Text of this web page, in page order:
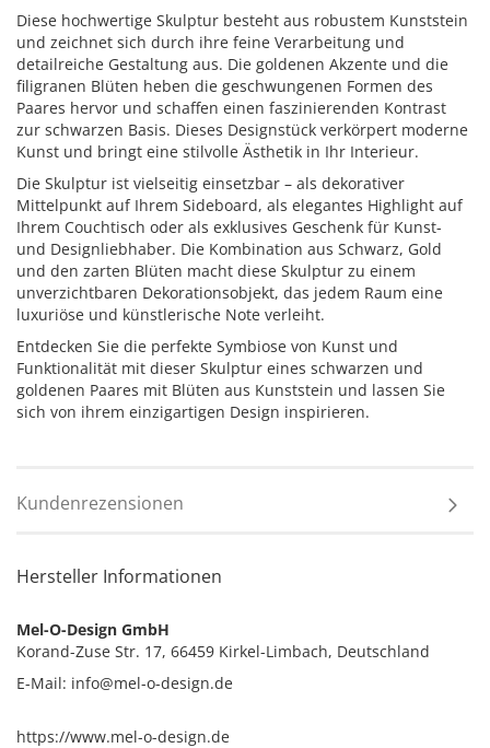
Diese hochwertige Skulptur besteht aus robustem Kunststein
und zeichnet sich durch ihre feine Verarbeitung und
detailreiche Gestaltung aus. Die goldenen Akzente und die
filigranen Blüten heben die geschwungenen Formen des
Paares hervor und schaffen einen faszinierenden Kontrast
zur schwarzen Basis. Dieses Designstück verkörpert moderne
Kunst und bringt eine stilvolle Ästhetik in Ihr Interieur.
Die Skulptur ist vielseitig einsetzbar – als dekorativer
Mittelpunkt auf Ihrem Sideboard, als elegantes Highlight auf
Ihrem Couchtisch oder als exklusives Geschenk für Kunst-
und Designliebhaber. Die Kombination aus Schwarz, Gold
und den zarten Blüten macht diese Skulptur zu einem
unverzichtbaren Dekorationsobjekt, das jedem Raum eine
luxuriöse und künstlerische Note verleiht.
Entdecken Sie die perfekte Symbiose von Kunst und
Funktionalität mit dieser Skulptur eines schwarzen und
goldenen Paares mit Blüten aus Kunststein und lassen Sie
sich von ihrem einzigartigen Design inspirieren.
Kundenrezensionen
Hersteller Informationen
Mel-O-Design GmbH
Korand-Zuse Str. 17, 66459 Kirkel-Limbach, Deutschland
E-Mail: info@mel-o-design.de
https://www.mel-o-design.de